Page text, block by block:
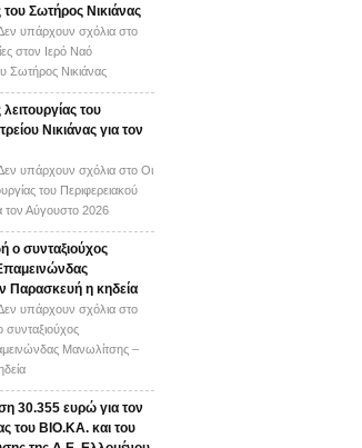
Σωτήρος Νικιάνας
υπάρχουν σχόλια στο
στον Ιερό Ναό
Σωτήρος Νικιάνας
του
Νικιάνας για τον
υπάρχουν σχόλια στο Οι
του Περιφερειακού
τον Αύγουστο 2026
ο συνταξιούχος
Παρασκευή η κηδεία
υπάρχουν σχόλια στο
Μανωλίτσης –
30.355 ευρώ για τον
του ΒΙΟ.ΚΑ. και του